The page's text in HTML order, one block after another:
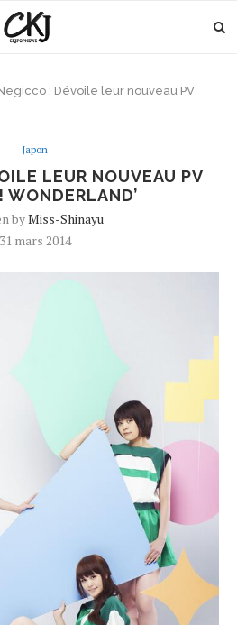
: Dévoile leur nouveau PV
Japon
LEUR NOUVEAU PV
WONDERLAND’
byMiss-Shinayu
31 mars 2014